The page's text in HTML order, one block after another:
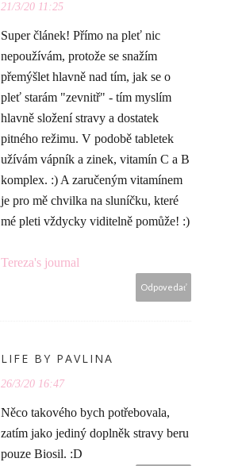
21/3/20 11:25
Super článek! Přímo na pleť nic
nepoužívám, protože se snažím
přemýšlet hlavně nad tím, jak se o
pleť starám "zevnitř" - tím myslím
hlavně složení stravy a dostatek
pitného režimu. V podobě tabletek
užívám vápník a zinek, vitamín C a B
komplex. :) A zaručeným vitamínem
je pro mě chvilka na sluníčku, které
mé pleti vždycky viditelně pomůže! :)
Tereza's journal
Odpovedať
LIFE BY PAVLINA
26/3/20 16:47
Něco takového bych potřebovala,
zatím jako jediný doplněk stravy beru
pouze Biosil. :D